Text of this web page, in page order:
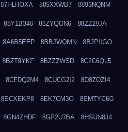
87HLHOXA 885XXWB7 8893NQNM
88Y1B346 88ZYQON6 88ZZ29JA
8A6B5EEP 8BBJWQMN 8BJPIIGO
8BZT9YKF 8BZZZWSD 8C2C6QL5
8CFDQ2M4 8CUCG2I2 8D8ZOZI4
8ECXEKP8 8EK7CM3O 8EMTYC6G
8GN4ZHDF 8GP2U7BA 8HSUN8J4